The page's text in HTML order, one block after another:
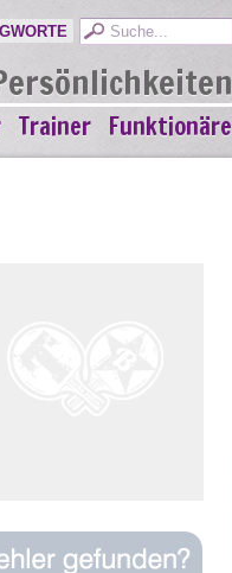
Trainer Funktionäre